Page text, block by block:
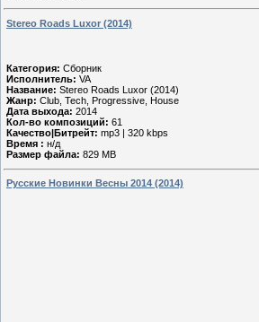
Stereo Roads Luxor (2014)
Категория: Сборник
Исполнитель: VA
Название: Stereo Roads Luxor (2014)
Жанр: Club, Tech, Progressive, House
Дата выхода: 2014
Кол-во композиций: 61
Качество|Битрейт: mp3 | 320 kbps
Время : н/д
Размер файла: 829 MB
Русские Новинки Весны 2014 (2014)